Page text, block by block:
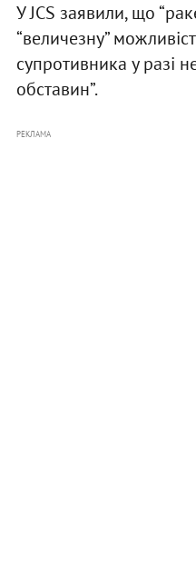
У JCS заявили, що
“величезну”
супротивника у разі
обставин”.
РЕКЛАМА